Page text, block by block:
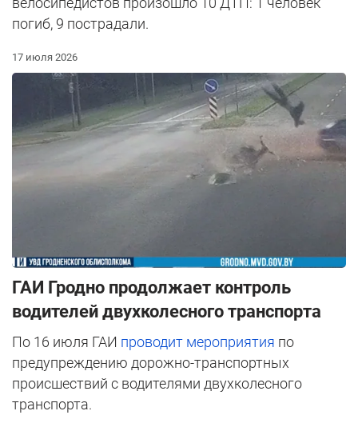
погиб, 9 пострадали.
17 июля 2026
ГАИ Гродно продолжает контроль
водителей двухколесного транспорта
По 16 июля ГАИ проводит мероприятия по
предупреждению дорожно-транспортных
происшествий с водителями двухколесного
транспорта.